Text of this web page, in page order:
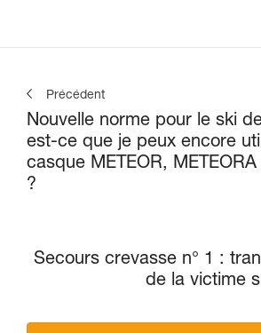
Précédent
Nouvelle norme pour le ski
est-ce que je peux encore
casque METEOR,
?
Secours crevasse n° 1 :
de la victime